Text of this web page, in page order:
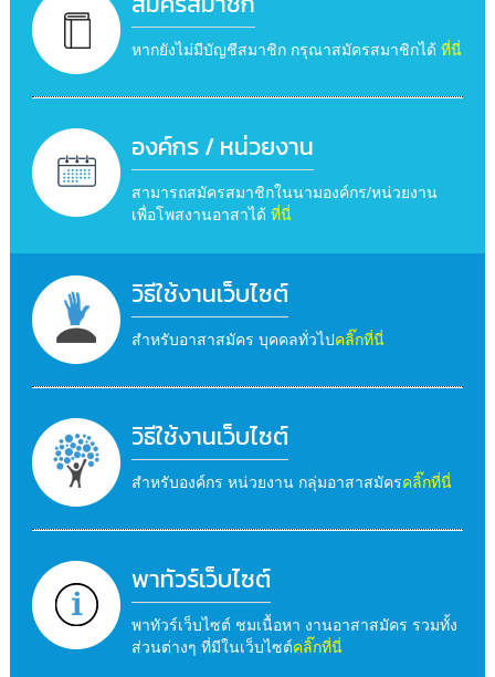
หากยังไม่มีบัญชีสมาชิก กรุณาสมัครสมาชิกได้ ที่นี่
องค์กร / หน่วยงาน
สามารถสมัครสมาชิกในนามองค์กร/หน่วยงาน
เพื่อโพสงานอาสาได้ ที่นี่
วิธีใช้งานเว็บไซต์
สำหรับอาสาสมัคร บุคคลทั่วไปคลิ๊กที่นี่
วิธีใช้งานเว็บไซต์
สำหรับองค์กร หน่วยงาน กลุ่มอาสาสมัครคลิ๊กที่นี่
พาทัวร์เว็บไซต์
พาทัวร์เว็บไซต์ ชมเนื้อหา งานอาสาสมัคร รวมทั้ง
ส่วนต่างๆ ที่มีในเว็บไซต์คลิ๊กที่นี่